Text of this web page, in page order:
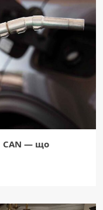
CAN — що